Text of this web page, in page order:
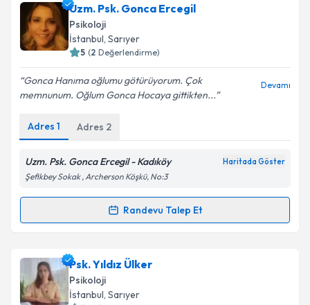
Uzm. Psk. Abdulaziz Yılmaziçin randevu takvimi
talebi oluşturun. Size bu uzmandan randevu almanız
için bir takvim hazırlandığında e-posta ile
bilgilendireceğiz.
E-posta Adresiniz
Kişisel verilerimin işlenmesine ilişkinAydınlatma
Metni'ni okudum ve kişisel verilerimin belirtilen
kapsamda işlenmesini kabul ediyorum.
Takvim Talebini Gönder
Uzm. Psk. Gonca Ercegil
Psikoloji
İstanbul, Sarıyer
5 (2 Değerlendirme)
Gonca Hanıma oğlumu götürüyorum. Çok
memnunum. Oğlum Gonca Hocaya gittikten...
Devamı
Adres 1 Adres 2
Uzm. Psk. Gonca Ercegil - Kadıköy Haritada Göster
Şefikbey Sokak , Archerson Köşkü, No:3
Randevu Talep Et
Randevu Takvimi Talebi
Uzm. Psk. Gonca Ercegil
oluşturun. Size bu uzmandan randevu almanız için bir
takvim hazırlandığında e-posta ile bilgilendireceğiz.
Psk. Yıldız Ülker
Psikoloji
İstanbul, Sarıyer